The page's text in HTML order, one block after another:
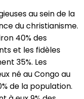
au sein de la
du christianisme.
40% des
et les fidèles
35%. Les
né au Congo au
de la population.